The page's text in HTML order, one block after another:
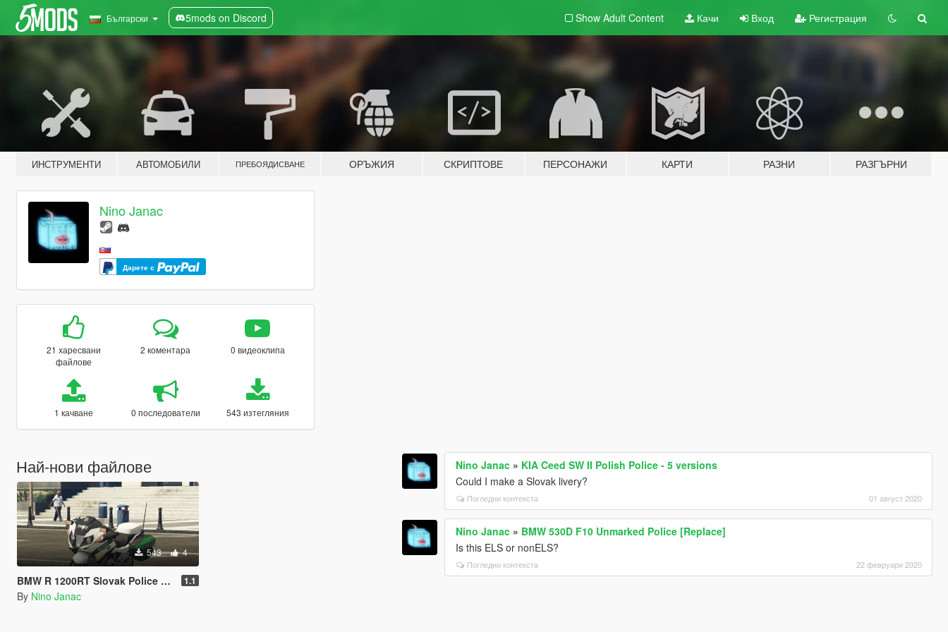
Български 5mods on Discord Show Adult Content Качи Вход Регистрация
ИНСТРУМЕНТИ АВТОМОБИЛИ ПРЕБОЯДИСВАНЕ ОРЪЖИЯ СКРИПТОВЕ ПЕРСОНАЖИ КАРТИ РАЗНИ РАЗГЪРНИ
Nino Janac
Дарете с
21 харесвани
файлове
2 коментара 0 видеоклипа
1 качване 0 последователи 543 изтегляния
Най-нови файлове
543 4
BMW R 1200RT Slovak Police Paintjob 1.1
By Nino Janac
Nino Janac » KIA Ceed SW II Polish Police - 5 versions
Could I make a Slovak livery?
Погледни контекста 01 август 2020
Nino Janac » BMW 530D F10 Unmarked Police [Replace]
Is this ELS or nonELS?
Погледни контекста 22 февруари 2020